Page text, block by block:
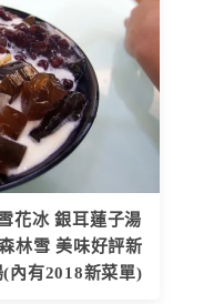
花冰 銀耳蓮子湯
林雪 美味好評新
(內有2018新菜單)